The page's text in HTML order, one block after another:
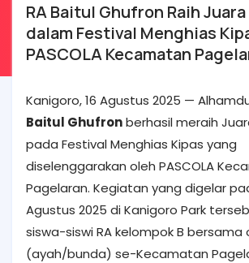
RA Baitul Ghufron Raih Juara
dalam Festival Menghias
PASCOLA Kecamatan
Kanigoro, 16 Agustus 2025 —
Baitul Ghufronberhasil meraih
pada Festival Menghias Kipas yang
diselenggarakan oleh PASCOLA
Pagelaran. Kegiatan yang digelar
Agustus 2025 di Kanigoro Park
siswa-siswi RA kelompok B bersama
(ayah/bunda) se-Kecamatan